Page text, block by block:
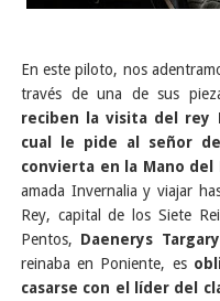
En este piloto, nos
través de una de sus
reciben la visita del rey
cual le pide al señor
convierta en la Mano del
amada Invernalia y viajar
Rey, capital de los Siete
Pentos, Daenerys
reinaba en Poniente, es
casarse con el líder del